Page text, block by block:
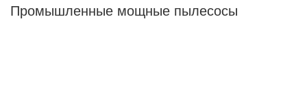
Промышленные мощные пылесосы